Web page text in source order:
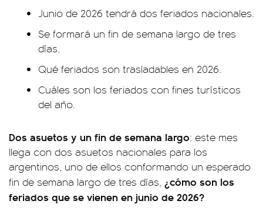
Junio de 2026 tendrá dos feriados nacionales.
Se formará un fin de semana largo de tres
días.
Qué feriados son trasladables en 2026.
Cuáles son los feriados con fines turísticos
del año.
Dos asuetos y un fin de semana largo: este mes
llega con dos asuetos nacionales para los
argentinos, uno de ellos conformando un esperado
fin de semana largo de tres días, ¿cómo son los
feriados que se vienen en junio de 2026?